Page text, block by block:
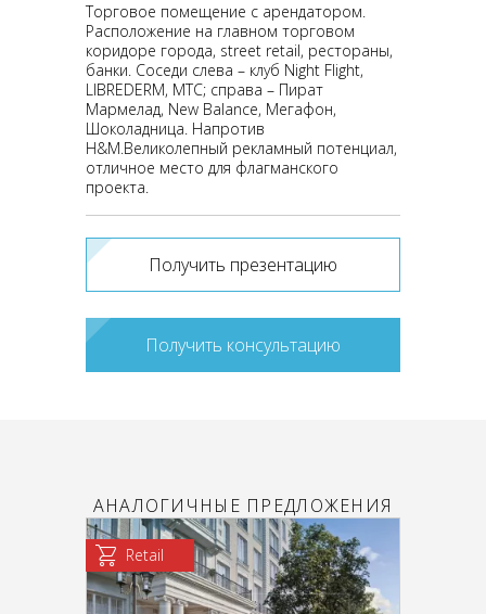
Торговое помещение с арендатором.
Расположение на главном торговом
коридоре города, street retail, рестораны,
банки. Соседи слева – клуб Night Flight,
LIBREDERM, МТС; справа – Пират
Мармелад, New Balance, Мегафон,
Шоколадница. Напротив
H&М.Великолепный рекламный потенциал,
отличное место для флагманского
проекта.
Получить презентацию
Получить консультацию
АНАЛОГИЧНЫЕ ПРЕДЛОЖЕНИЯ
Retail